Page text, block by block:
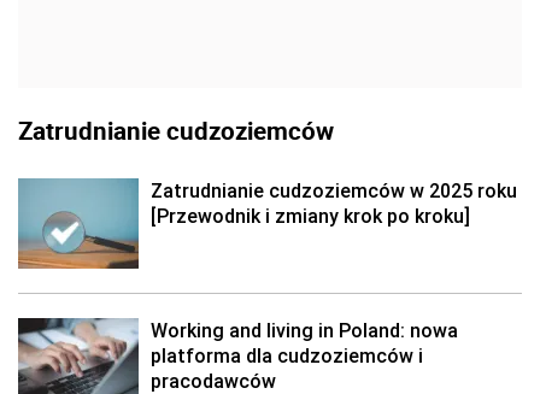
Zatrudnianie cudzoziemców
Zatrudnianie cudzoziemców w 2025 roku
[Przewodnik i zmiany krok po kroku]
Working and living in Poland: nowa
platforma dla cudzoziemców i
pracodawców